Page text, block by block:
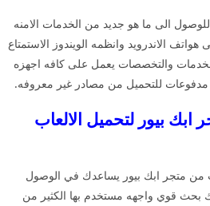
الى ما هو جديد من الخدمات الامنه
الاندرويد وانظمه الويندوز الاستمتاع
والتخصصات يعمل على كافه اجهزه
مدفوعات للتحميل من مصادر غير معروفه.
ابك بيور لتحميل الالعاب
من متجر ابك بيور يساعدك في الوصول
بحث قوي واجهه مستخدم بها الكثير من